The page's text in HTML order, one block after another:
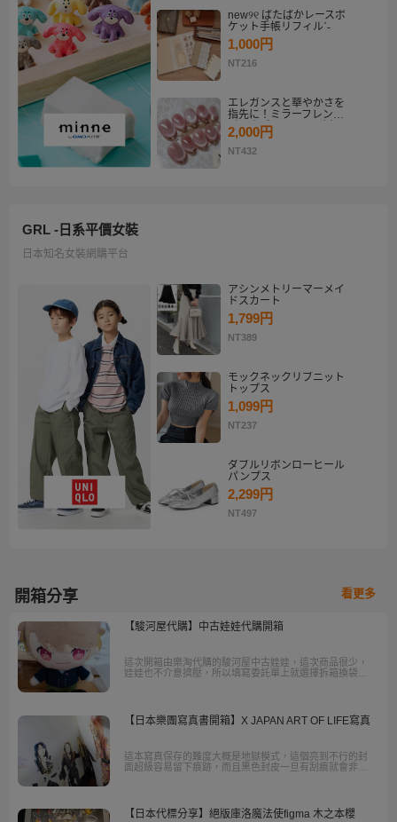
new୨୧ ぱたぱかレースポ
ケット手帳リフィルˊ˗
1,000円
NT216
エレガンスと華やかさを
指先に！ミラーフレンチ
ピンクゴールド マグネッ
トネイルチップセット
【ネイルチップオーダ
2,000円
NT432
GRL -日系平價女裝
日本知名女裝網購平台
アシンメトリーマーメイ
ドスカート
1,799円
NT389
モックネックリブニット
トップス
1,099円
NT237
ダブルリボンローヒール
パンプス
2,299円
NT497
開箱分享 看更多
【駿河屋代購】中古娃娃代購開箱
這次開箱由樂淘代購的駿河屋中古娃娃，這次商品很少，
娃娃也不介意擠壓，所以填寫委託單上就選擇拆箱換袋，
【日本樂團寫真書開箱】X JAPAN ART OF LIFE寫真
這本寫真保存的難度大概是地獄模式，這個亮到不行的封
面超級容易留下痕跡，而且黑色封皮一旦有刮痕就會非常
【日本代標分享】絕版庫洛魔法使figma 木之本櫻